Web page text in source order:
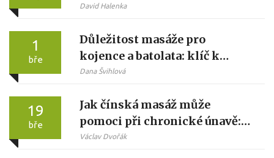
David Halenka
1
bře
Důležitost masáže pro
kojence a batolata: klíč k
zdraví a rozvoji
Dana Švihlová
19
bře
Jak čínská masáž může
pomoci při chronické únavě:
vědecky podložené
Václav Dvořák